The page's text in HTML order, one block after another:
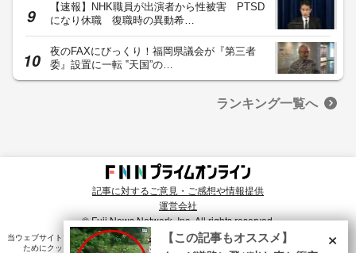
【速報】NHK職員が出演者から性被害 PTSD
になり休職 復職時の異動希…
夜のFAXにびっくり！福岡県議会が『第三者
委』設置に一転 ‟天国”の…
ランキング一覧へ
記事に対するご意見・ご感想や情報提供
運営会社
© Fuji News Network, Inc. All rights reserved.
当ウェブサイトでは、ユーザのニーズ・興味・関⼼に合致したコンテンツや広告配信を提供する
ためにクッキーを使⽤しています。詳細は、
プライバシーポリシー をご確認ください。×
【この記事もオススメ】